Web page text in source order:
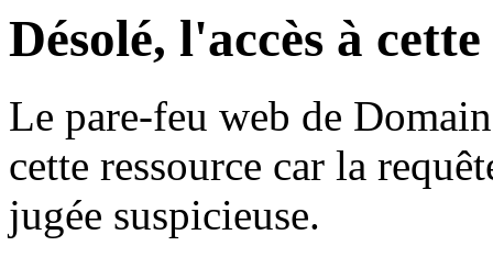
Désolé, l'accès à
Le pare-feu web de
cette ressource car la
jugée suspicieuse.